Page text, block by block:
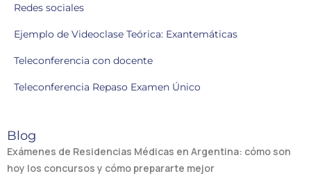
Redes sociales
Ejemplo de Videoclase Teórica: Exantemáticas
Teleconferencia con docente
Teleconferencia Repaso Examen Único
Blog
Exámenes de Residencias Médicas en Argentina: cómo son
hoy los concursos y cómo prepararte mejor